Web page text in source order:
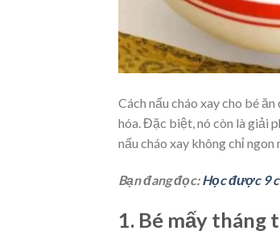
Cách nấu cháo xay cho bé
hóa. Đặc biệt, nó còn là giải
nấu cháo xay không chỉ
Bạn đang đọc:Học được 9
1. Bé mấy tháng